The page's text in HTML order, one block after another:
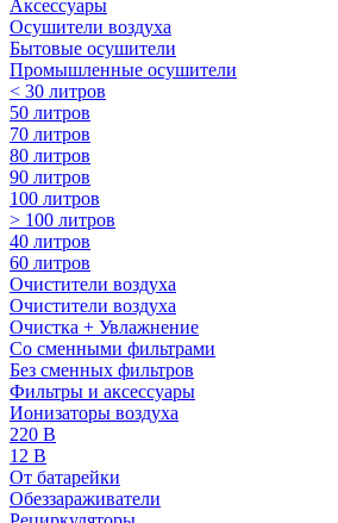
Аксессуары
Осушители воздуха
Бытовые осушители
Промышленные осушители
< 30 литров
50 литров
70 литров
80 литров
90 литров
100 литров
> 100 литров
40 литров
60 литров
Очистители воздуха
Очистители воздуха
Очистка + Увлажнение
Cо сменными фильтрами
Без сменных фильтров
Фильтры и аксессуары
Ионизаторы воздуха
220 В
12 В
От батарейки
Обеззараживатели